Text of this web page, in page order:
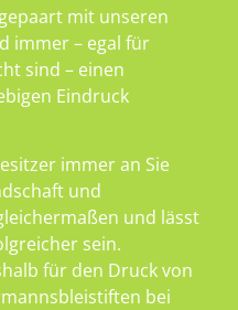
mit unseren
immer – egal für
sind – einen
Eindruck
immer an Sie
und
und lässt
sein.
für den Druck von
bei